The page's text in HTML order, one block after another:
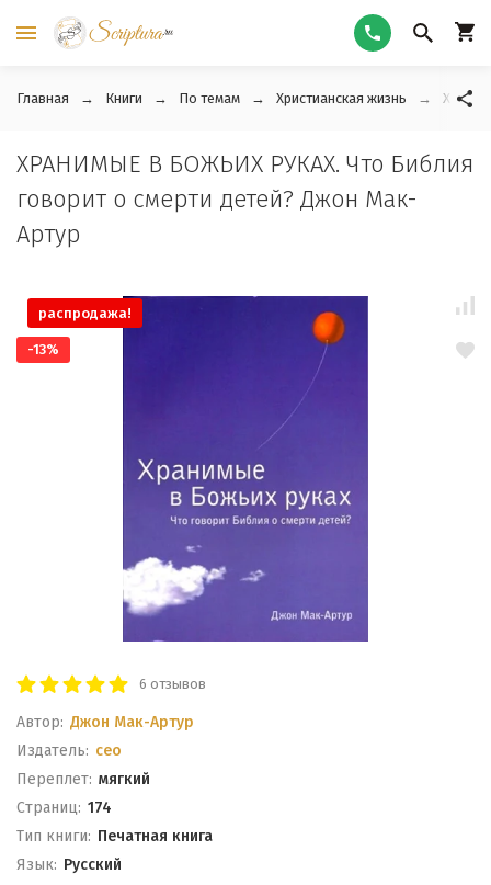
Главная Книги По темам Христианская жизнь
ХРАНИМЫЕ В БОЖЬИХ РУКАХ. Что Библия
говорит о смерти детей? Джон Мак-
Артур
распродажа!
-13%
6 отзывов
Автор: Джон Мак-Артур
Издатель: ceo
Переплет: мягкий
Cтраниц: 174
Тип книги: Печатная книга
Язык: Русский